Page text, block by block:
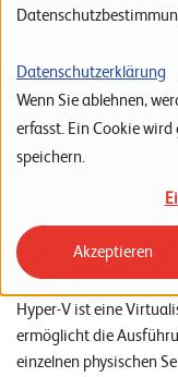
Datenschutzerklärung
Wenn Sie ablehnen,
erfasst. Ein Cookie
speichern.
Akzeptieren
Hyper-V
Hyper-V ist eine
ermöglicht die
einzelnen physischen